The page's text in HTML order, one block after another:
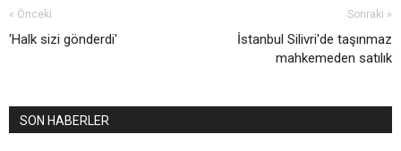
« Önceki
'Halk sizi gönderdi'
Sonraki »
İstanbul Silivri'de taşınmaz
mahkemeden satılık
SON HABERLER